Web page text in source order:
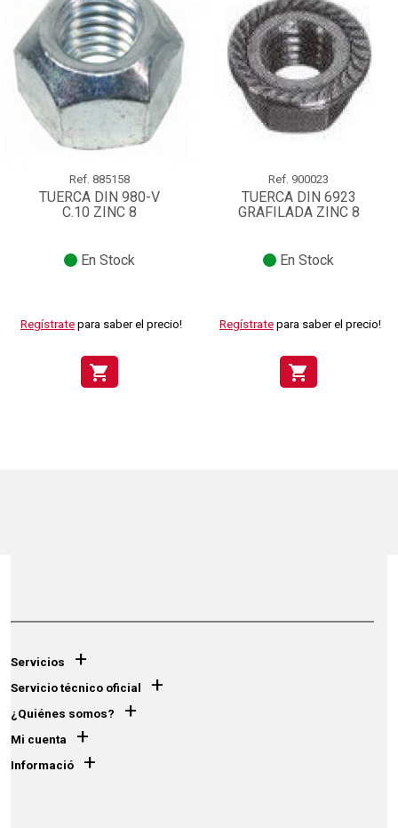
Ref. 885158
TUERCA DIN 980-V
C.10 ZINC 8
En Stock
Regístrate para saber el precio!
shopping_cart
Ref. 900023
TUERCA DIN 6923
GRAFILADA ZINC 8
En Stock
Regístrate para saber el precio!
shopping_cart
Servicios +
Servicio técnico oficial +
¿Quiénes somos? +
Mi cuenta +
Informació +